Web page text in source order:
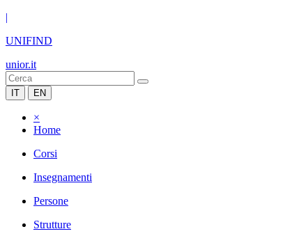
|
UNIFIND
unior.it
IT EN
×
Home
Corsi
Insegnamenti
Persone
Strutture